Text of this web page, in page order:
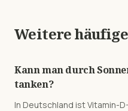
Weitere
Kann man durch
tanken?
In Deutschland ist Vitamin-